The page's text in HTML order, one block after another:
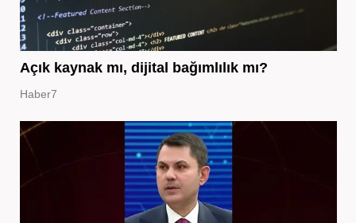
Açık kaynak mı, dijital bağımlılık mı?
Haber7